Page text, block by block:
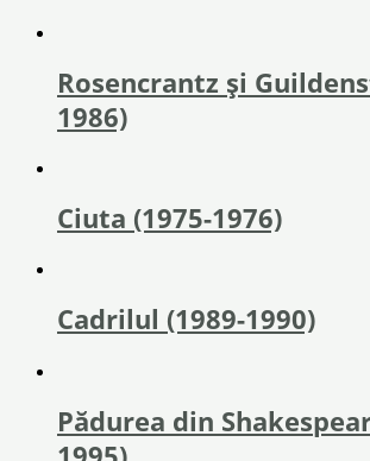
Rosencrantz și
1986)
Ciuta (1975-1976)
Cadrilul (1989-1990)
Pădurea din